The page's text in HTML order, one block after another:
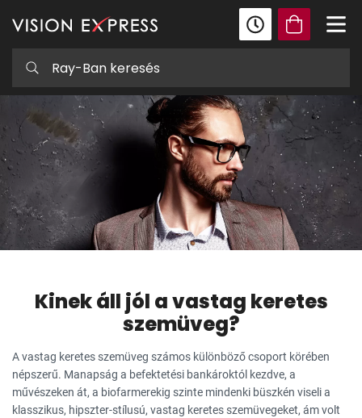
Kinek áll jól a vastag keretes
szemüveg?
A vastag keretes szemüveg számos különböző csoport körében
népszerű. Manapság a befektetési bankároktól kezdve, a
művészeken át, a biofarmerekig szinte mindenki büszkén viseli a
klasszikus, hipszter-stílusú, vastag keretes szemüvegeket, ám volt